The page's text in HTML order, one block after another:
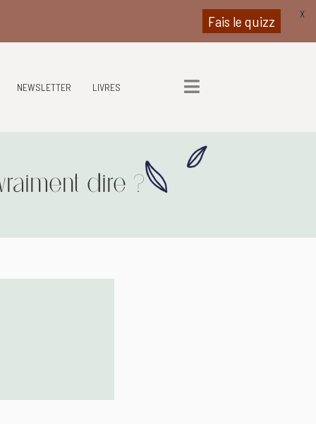
NEWSLETTER LIVRES
dire ?
Fais le quizz X